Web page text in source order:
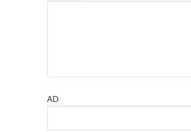
AD